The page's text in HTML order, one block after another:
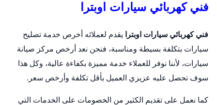
فني كهربائي سيارات اوبترا
فني كهربائي سيارات اوبترا
يقدم لعملائه أخرص خدمة تصليح
سيارات بتكلفة بسيطة ومناسبة، فنحن نعد أرخص مركز صيانة
سيارات، لأننا نوفر للعملاء خدمة مميزة بكفاءة عالية، وكل هذا
سوف تحصل عليه عزيزي العميل بأقل تكلفة وأرخص سعر.
كما نعمل على تقديم الكثير من الخصومات على الخدمات التي